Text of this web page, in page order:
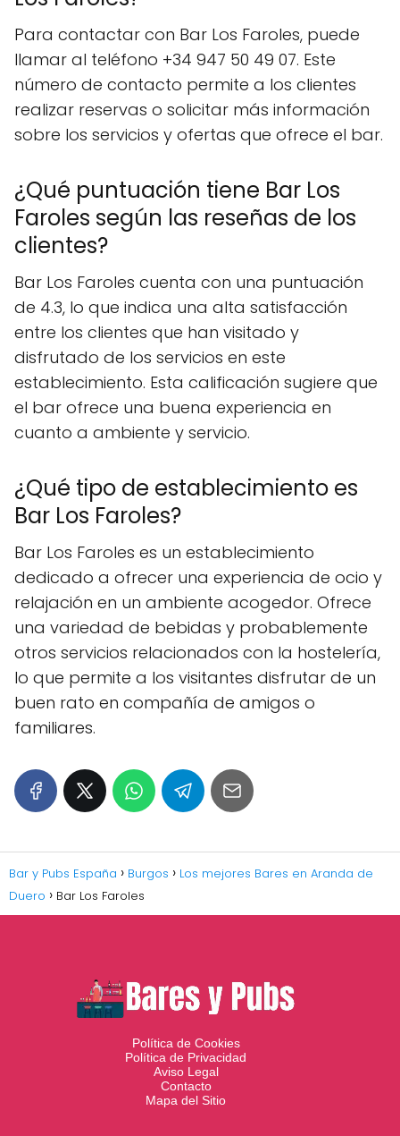
Para contactar con Bar Los Faroles, puede
llamar al teléfono +34 947 50 49 07. Este
número de contacto permite a los clientes
realizar reservas o solicitar más información
sobre los servicios y ofertas que ofrece el bar.
¿Qué puntuación tiene Bar Los
Faroles según las reseñas de los
clientes?
Bar Los Faroles cuenta con una puntuación
de 4.3, lo que indica una alta satisfacción
entre los clientes que han visitado y
disfrutado de los servicios en este
establecimiento. Esta calificación sugiere que
el bar ofrece una buena experiencia en
cuanto a ambiente y servicio.
¿Qué tipo de establecimiento es
Bar Los Faroles?
Bar Los Faroles es un establecimiento
dedicado a ofrecer una experiencia de ocio y
relajación en un ambiente acogedor. Ofrece
una variedad de bebidas y probablemente
otros servicios relacionados con la hostelería,
lo que permite a los visitantes disfrutar de un
buen rato en compañía de amigos o
familiares.
Bar y Pubs España Burgos
Los mejores Bares en Aranda de
Duero
Bar Los Faroles
Política de Cookies
Política de Privacidad
Aviso Legal
Contacto
Mapa del Sitio